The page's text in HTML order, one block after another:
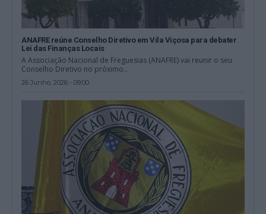
ANAFRE reúne Conselho Diretivo em Vila Viçosa para debater
Lei das Finanças Locais
A Associação Nacional de Freguesias (ANAFRE) vai reunir o seu
Conselho Diretivo no próximo...
26 Junho, 2026 - 09:00